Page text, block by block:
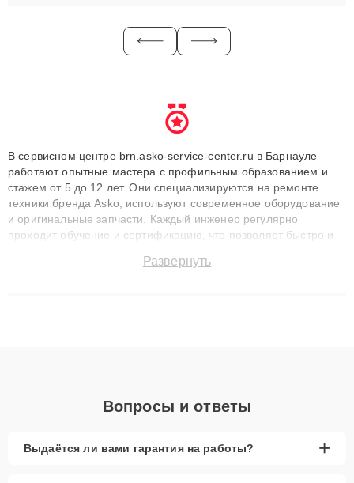
В сервисном центре brn.asko-service-center.ru в Барнауле
работают опытные мастера с профильным образованием и
стажем от 5 до 12 лет. Они специализируются на ремонте
техники бренда Asko, используют современное оборудование
и оригинальные запчасти. Каждый инженер регулярно
проходит обучение и сертификацию, что позволяет быстро и
сохранением гарантии до 3 лет. Наши мастера решают
Развернуть
Вопросы и ответы
Выдаётся ли вами гарантия на работы? +